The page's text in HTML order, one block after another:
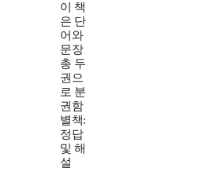
이 책
은 단
어와
문장
총 두
권으
로 분
권함
별책:
정답
및 해
설